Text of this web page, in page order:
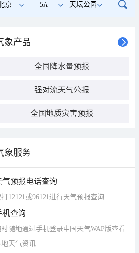
京 5A 天坛公园
象产品
全国降水量预报
强对流天气公报
全国地质灾害预报
象服务
气预报电话查询
打12121或96121进行天气预报查询
机查询
时随地通过手机登录中国天气WAP版查看
地天气资讯